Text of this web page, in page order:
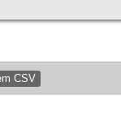
CSV